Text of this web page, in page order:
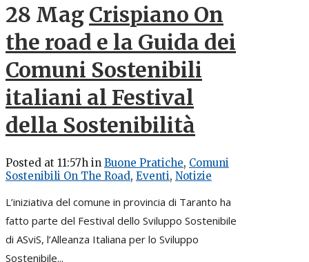
28 Mag Crispiano On
the road e la Guida dei
Comuni Sostenibili
italiani al Festival
della Sostenibilità
Posted at 11:57h in Buone Pratiche, Comuni
Sostenibili On The Road, Eventi, Notizie
L’iniziativa del comune in provincia di Taranto ha
fatto parte del Festival dello Sviluppo Sostenibile
di ASviS, l’Alleanza Italiana per lo Sviluppo
Sostenibile...